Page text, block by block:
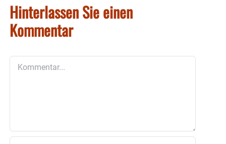
Hinterlassen Sie einen
Kommentar